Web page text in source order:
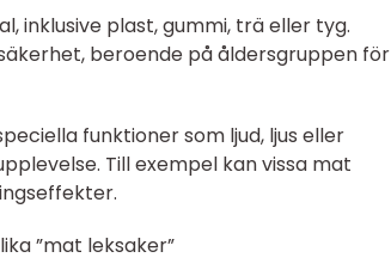
inklusive plast, gummi, trä eller tyg.
beroende på åldersgruppen för
funktioner som ljud, ljus eller
Till exempel kan vissa mat
”mat leksaker”